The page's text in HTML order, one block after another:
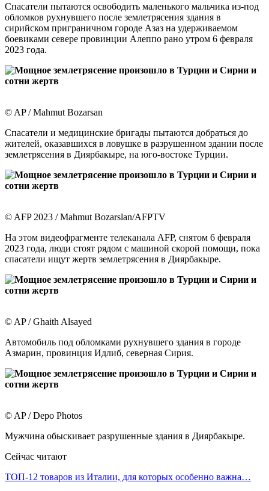
Спасатели пытаются освободить маленького мальчика из-под
обломков рухнувшего после землетрясения здания в
сирийском приграничном городе Азаз на удерживаемом
боевиками севере провинции Алеппо рано утром 6 февраля
2023 года.
© AP / Mahmut Bozarsan
Спасатели и медицинские бригады пытаются добраться до
жителей, оказавшихся в ловушке в разрушенном здании после
землетрясения в Диярбакыре, на юго-востоке Турции.
© AFP 2023 / Mahmut Bozarslan/AFPTV
На этом видеофрагменте телеканала AFP, снятом 6 февраля
2023 года, люди стоят рядом с машиной скорой помощи, пока
спасатели ищут жертв землетрясения в Диярбакыре.
© AP / Ghaith Alsayed
Автомобиль под обломками рухнувшего здания в городе
Азмарин, провинция Идлиб, северная Сирия.
© AP / Depo Photos
Мужчина обыскивает разрушенные здания в Диярбакыре.
Сейчас читают
ТОП-12 товаров из Италии, для которых особенно важна…